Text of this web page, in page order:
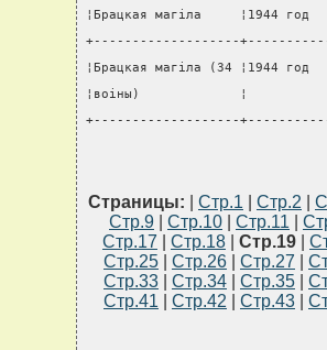
¦Брацкая магiла     ¦1944
+-------------------
¦Брацкая магiла (34 ¦1944
¦воiны)             ¦
+-------------------
Страницы: Стр.1 Стр.2
Стр.9
Стр.10 Стр.11
Стр.17
Стр.18 Стр.19
Стр.25
Стр.26 Стр.27
Стр.33
Стр.34 Стр.35
Стр.41
Стр.42 Стр.43